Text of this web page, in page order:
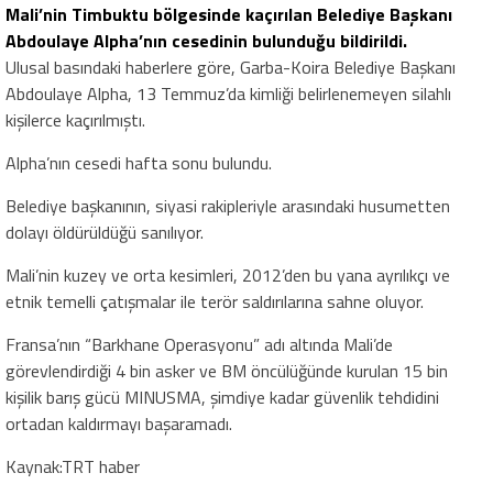
Mali’nin Timbuktu bölgesinde kaçırılan Belediye Başkanı
Abdoulaye Alpha’nın cesedinin bulunduğu bildirildi.
Ulusal basındaki haberlere göre, Garba-Koira Belediye Başkanı
Abdoulaye Alpha, 13 Temmuz’da kimliği belirlenemeyen silahlı
kişilerce kaçırılmıştı.
Alpha’nın cesedi hafta sonu bulundu.
Belediye başkanının, siyasi rakipleriyle arasındaki husumetten
dolayı öldürüldüğü sanılıyor.
Mali’nin kuzey ve orta kesimleri, 2012’den bu yana ayrılıkçı ve
etnik temelli çatışmalar ile terör saldırılarına sahne oluyor.
Fransa’nın “Barkhane Operasyonu” adı altında Mali’de
görevlendirdiği 4 bin asker ve BM öncülüğünde kurulan 15 bin
kişilik barış gücü MINUSMA, şimdiye kadar güvenlik tehdidini
ortadan kaldırmayı başaramadı.
Kaynak:TRT haber